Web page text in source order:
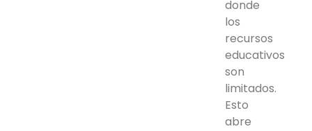
donde
los
recursos
educativos
son
limitados.
Esto
abre